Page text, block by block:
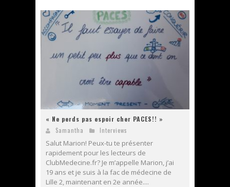
« Ne perds pas espoir cher PACES!! »
Samantha Interviews
Salut Marion! Peux-tu te présenter
rapidement pour les lecteurs de
ClubMedecine.fr? Je m’appelle Marion, j’ai
19 ans et je suis à la fac de médecine de
Lille 2, maintenant en 2e année....